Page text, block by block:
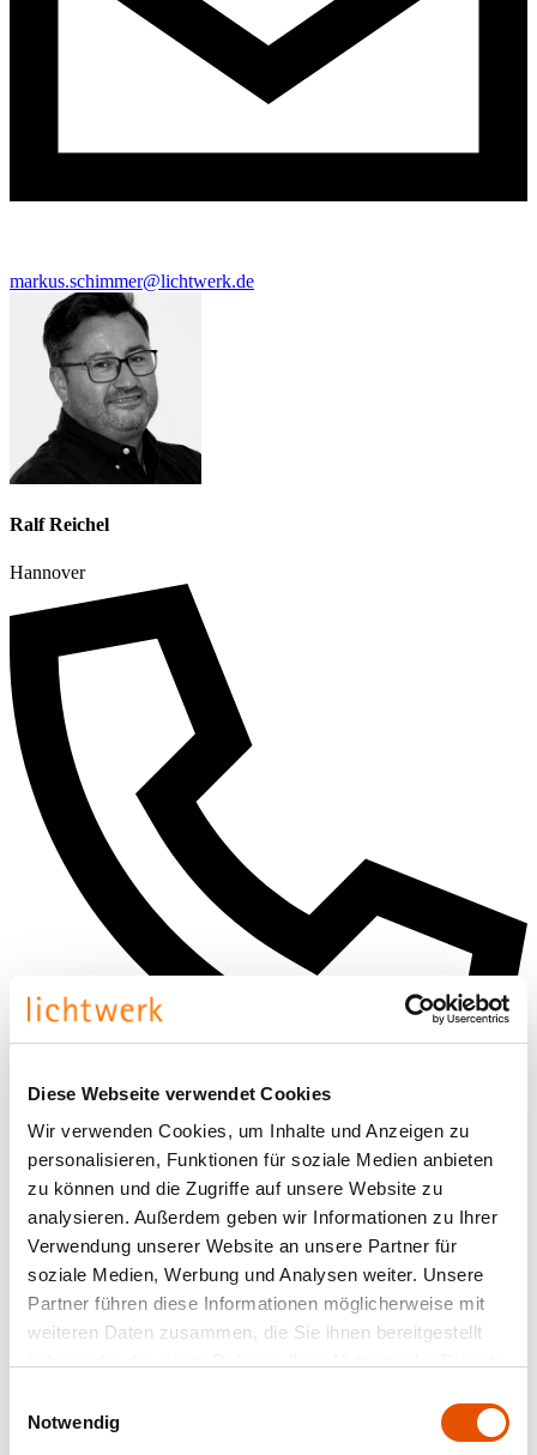
Diese Webseite verwendet Cookies
Wir verwenden Cookies, um Inhalte und Anzeigen zu
personalisieren, Funktionen für soziale Medien anbieten
zu können und die Zugriffe auf unsere Website zu
analysieren. Außerdem geben wir Informationen zu Ihrer
Verwendung unserer Website an unsere Partner für
soziale Medien, Werbung und Analysen weiter. Unsere
Partner führen diese Informationen möglicherweise mit
weiteren Daten zusammen, die Sie ihnen bereitgestellt
Notwendig
markus.schimmer@lichtwerk.de
Ralf Reichel
Hannover